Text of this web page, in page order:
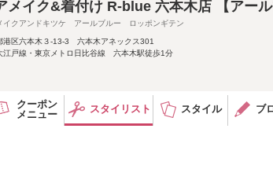
メイク&着付け R-blue 六本木店 【アール
イクアンドキツケ アールブルー ロッポンギテン
港区六本木３‐13‐3 六本木アネックス301
江戸線・東京メトロ日比谷線 六本木駅徒歩1分
クーポン
メニュー
スタイリスト スタイル ブ